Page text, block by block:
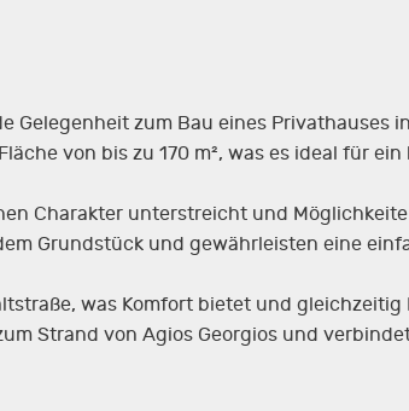
Gelegenheit zum Bau eines
von bis zu 170 m², was es ideal für
Charakter unterstreicht und
Grundstück und gewährleisten eine
was Komfort bietet und
Strand von Agios Georgios und